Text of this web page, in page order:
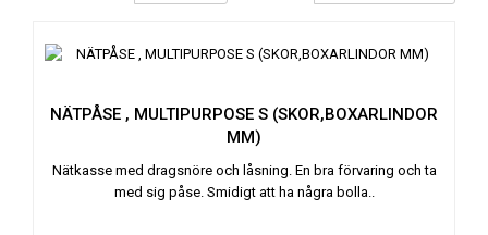
NÄTPÅSE , MULTIPURPOSE S (SKOR,BOXARLINDOR
MM)
Nätkasse med dragsnöre och låsning. En bra förvaring och ta
med sig påse. Smidigt att ha några bolla..